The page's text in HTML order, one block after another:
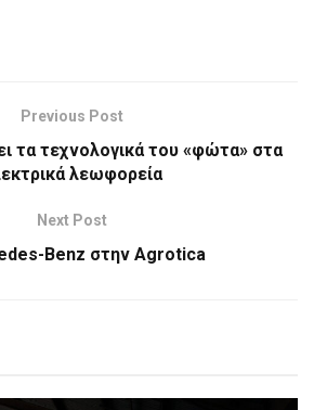
Previous Post
τα τεχνολογικά του «φώτα» στα
λεωφορεία
Next Post
Benz στην Agrotica